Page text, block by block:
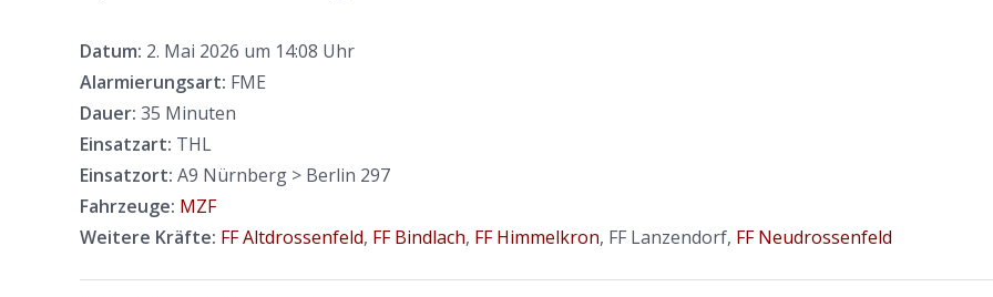
Datum: 2. Mai 2026 um 14:08 Uhr
Alarmierungsart: FME
Dauer: 35 Minuten
Einsatzart: THL
Einsatzort: A9 Nürnberg > Berlin 297
Fahrzeuge: MZF
Weitere Kräfte: FF Altdrossenfeld, FF Bindlach, FF Himmelkron, FF Lanzendorf, FF Neudrossenfeld